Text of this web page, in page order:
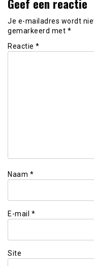
Geef een reactie
Je e-mailadres wordt
gemarkeerd met *
Reactie *
Naam *
E-mail *
Site